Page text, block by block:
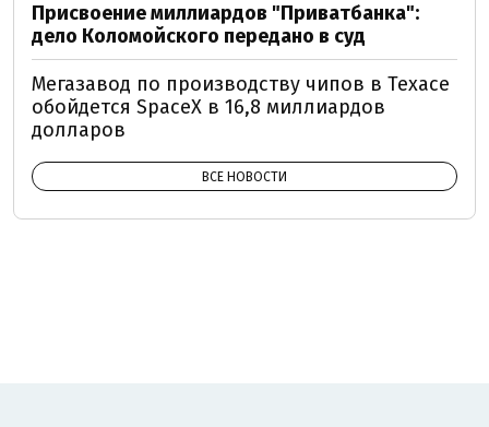
Присвоение миллиардов "Приватбанка":
дело Коломойского передано в суд
Мегазавод по производству чипов в Техасе
обойдется SpaceX в 16,8 миллиардов
долларов
ВСЕ НОВОСТИ